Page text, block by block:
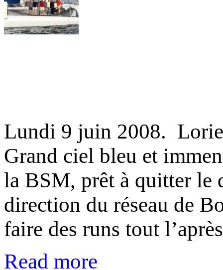
Lundi 9 juin 2008.
Grand ciel bleu et
la BSM, prêt à quitter le
direction du réseau de
faire des runs tout
Read more